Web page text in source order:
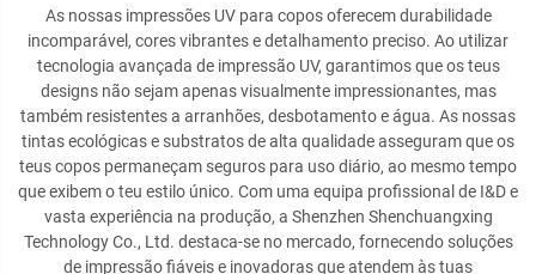
As nossas impressões UV para copos oferecem durabilidade
incomparável, cores vibrantes e detalhamento preciso. Ao utilizar
tecnologia avançada de impressão UV, garantimos que os teus
designs não sejam apenas visualmente impressionantes, mas
também resistentes a arranhões, desbotamento e água. As nossas
tintas ecológicas e substratos de alta qualidade asseguram que os
teus copos permaneçam seguros para uso diário, ao mesmo tempo
que exibem o teu estilo único. Com uma equipa profissional de I&D e
vasta experiência na produção, a Shenzhen Shenchuangxing
Technology Co., Ltd. destaca-se no mercado, fornecendo soluções
de impressão fiáveis e inovadoras que atendem às tuas